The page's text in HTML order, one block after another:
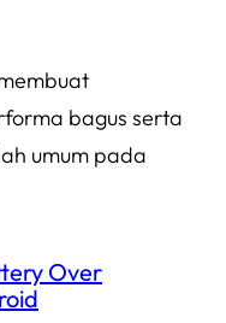
bagus serta
umum pada
Over